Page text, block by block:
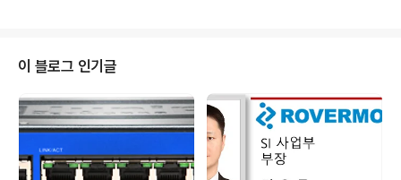
조기 종료될 수 있는 점 참고 부탁드리며, 추가 문의사항이
있으신 경우 언제든 연락 주시기 바랍니다. - 문의 : sonic
wall@rovermoot.co.kr
이 블로그 인기글